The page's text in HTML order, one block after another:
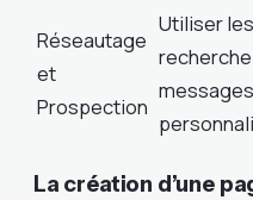
Réseautage
et
Prospection
Utiliser
messages
La création d’une